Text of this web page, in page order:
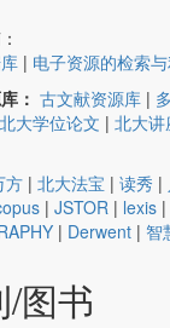
| 电子资源的检索
： 古文献资源库 |
北大学位论文 | 北大讲
方 | 北大法宝 | 读秀 |
| JSTOR | lexis |
| Derwent | 智
图书